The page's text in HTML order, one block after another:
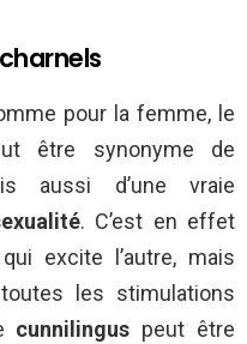
pour la femme, le
être synonyme de
aussi d’une vraie
. C’est en effet
excite l’autre, mais
les stimulations
cunnilingus peut être